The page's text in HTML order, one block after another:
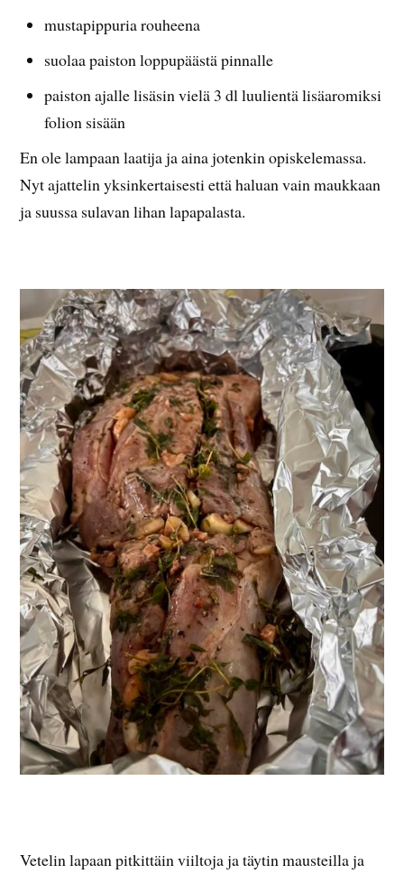
mustapippuria rouheena
suolaa paiston loppupäästä pinnalle
paiston ajalle lisäsin vielä 3 dl luulientä lisäaromiksi
folion sisään
En ole lampaan laatija ja aina jotenkin opiskelemassa.
Nyt ajattelin yksinkertaisesti että haluan vain maukkaan
ja suussa sulavan lihan lapapalasta.
Vetelin lapaan pitkittäin viiltoja ja täytin mausteilla ja